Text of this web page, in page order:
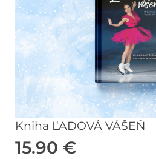
Kniha ĽADOVÁ VÁŠEŇ
15.90 €